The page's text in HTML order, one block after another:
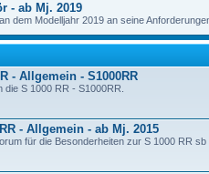
- ab Mj. 2019
dem Modelljahr 2019 an seine
- Allgemein - S1000RR
die S 1000 RR - S1000RR.
- Allgemein - ab Mj. 2015
für die Besonderheiten zur S 1000 RR sb